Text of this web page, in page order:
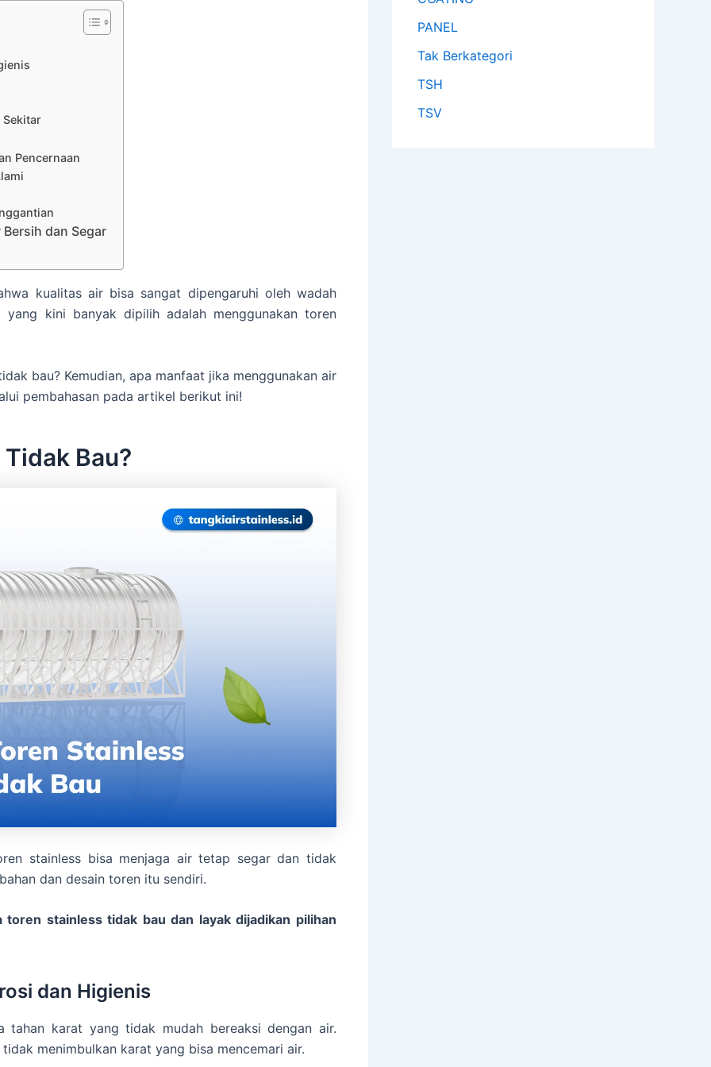
Sekitar
Pencernaan
dan Segar
kualitas air bisa sangat dipengaruhi oleh wadah
yang kini banyak dipilih adalah menggunakan toren
bau? Kemudian, apa manfaat jika menggunakan air
pembahasan pada artikel berikut ini!
Bau?
stainless bisa menjaga air tetap segar dan tidak
dan desain toren itu sendiri.
stainless tidak bau dan layak dijadikan pilihan
dan Higienis
tahan karat yang tidak mudah bereaksi dengan air.
menimbulkan karat yang bisa mencemari air.
PANEL
Tak Berkategori
TSH
TSV